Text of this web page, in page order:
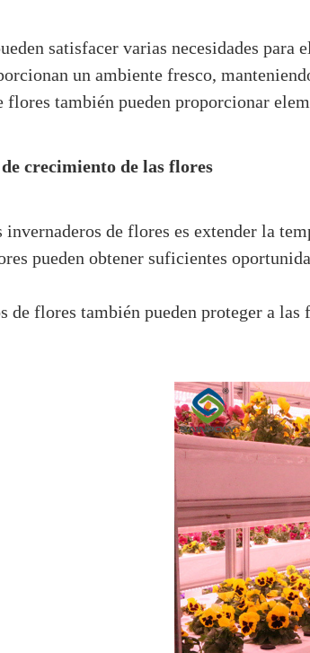
satisfacer varias necesidades para
un ambiente fresco,
flores también pueden proporcionar
crecimiento de las flores
de flores es extender la
pueden obtener suficientes
de flores también pueden proteger a